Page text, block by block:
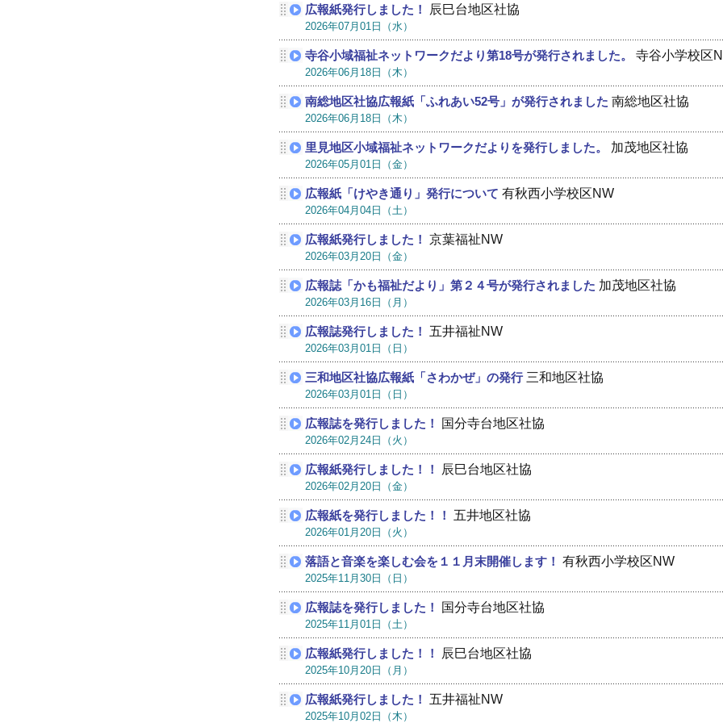
広報紙発行しました！ 辰巳台地区社協
2026年07月01日（水）
寺谷小域福祉ネットワークだより第18号が発行されました。 寺谷小学校区
2026年06月18日（木）
南総地区社協広報紙「ふれあい52号」が発行されました 南総地区社協
2026年06月18日（木）
里見地区小域福祉ネットワークだよりを発行しました。 加茂地区社協
2026年05月01日（金）
広報紙「けやき通り」発行について 有秋西小学校区NW
2026年04月04日（土）
広報紙発行しました！ 京葉福祉NW
2026年03月20日（金）
広報誌「かも福祉だより」第２４号が発行されました 加茂地区社協
2026年03月16日（月）
広報誌発行しました！ 五井福祉NW
2026年03月01日（日）
三和地区社協広報紙「さわかぜ」の発行 三和地区社協
2026年03月01日（日）
広報誌を発行しました！ 国分寺台地区社協
2026年02月24日（火）
広報紙発行しました！！ 辰巳台地区社協
2026年02月20日（金）
広報紙を発行しました！！ 五井地区社協
2026年01月20日（火）
落語と音楽を楽しむ会を１１月末開催します！ 有秋西小学校区NW
2025年11月30日（日）
広報誌を発行しました！ 国分寺台地区社協
2025年11月01日（土）
広報紙発行しました！！ 辰巳台地区社協
2025年10月20日（月）
広報紙発行しました！ 五井福祉NW
2025年10月02日（木）